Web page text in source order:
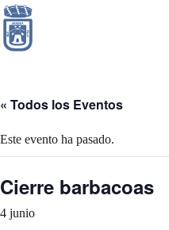
Saltar
al
contenido
« Todos los Eventos
Este evento ha pasado.
Cierre barbacoas
4 junio